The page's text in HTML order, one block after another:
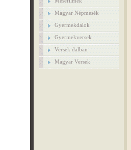
Magyar Népmesék
Gyermekdalok
Gyermekversek
Versek dalban
Magyar Versek